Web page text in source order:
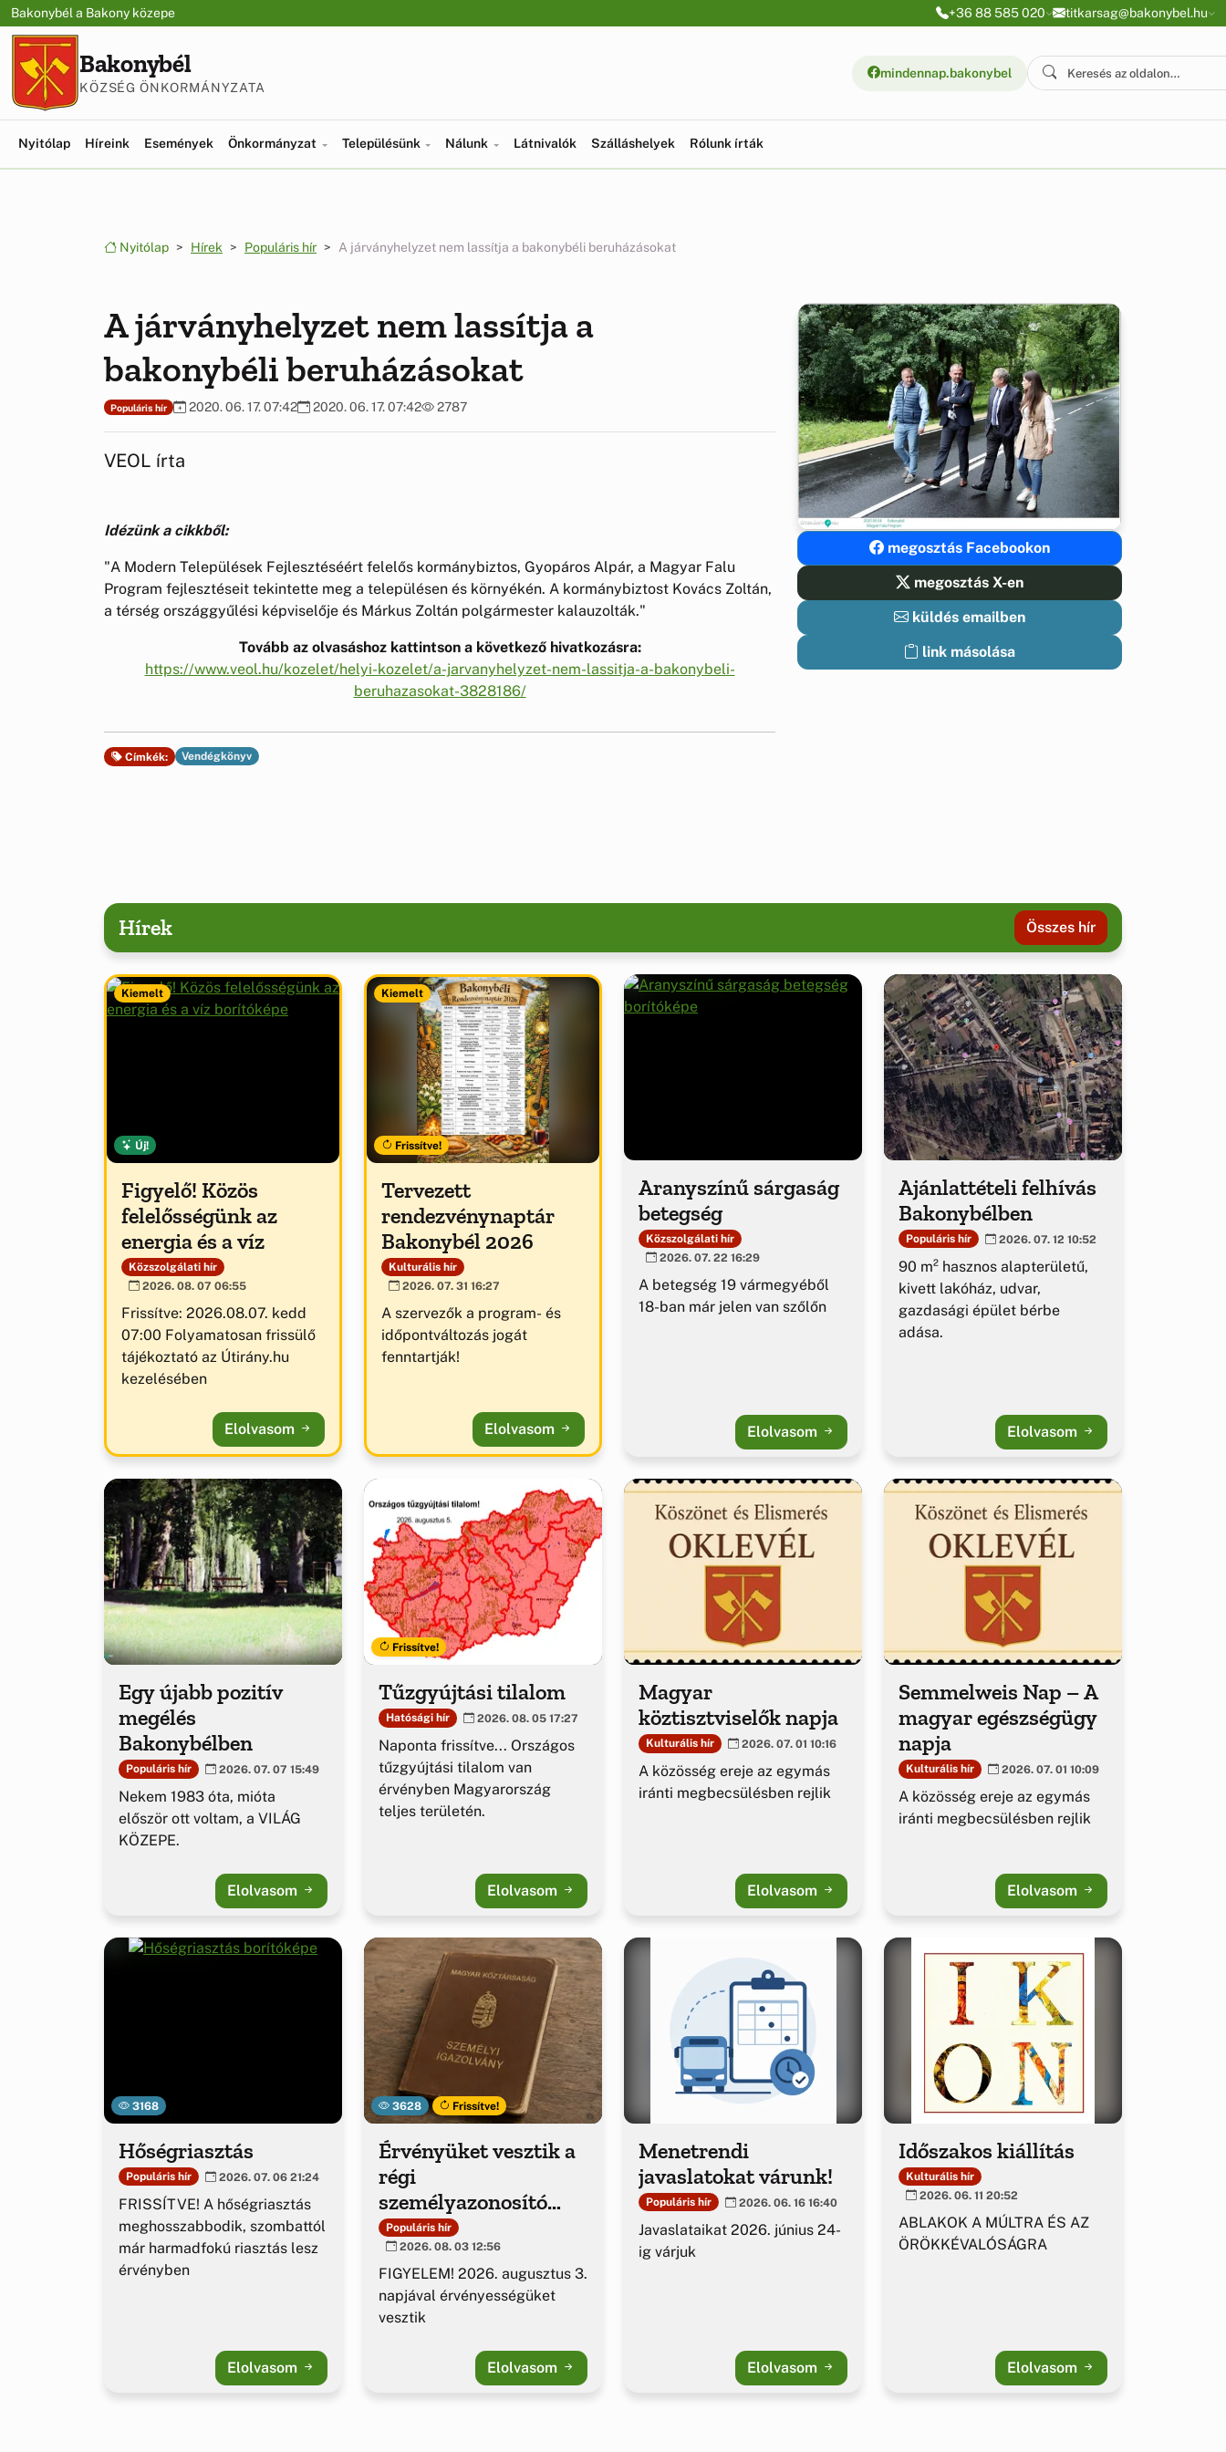
Ugrás a menüre
Ugrás a tartalomra
Bakonybél a Bakony közepe +36 88 585 020 titkarsag@bakonybel.hu
Bakonybél
KÖZSÉG ÖNKORMÁNYZATA
mindennap.bakonybel
Nyitólap Híreink Események Önkormányzat Településünk Nálunk Látnivalók Szálláshelyek Rólunk írták
Nyitólap Hírek Populáris hír A járványhelyzet nem lassítja a bakonybéli beruházásokat
A járványhelyzet nem lassítja a
bakonybéli beruházásokat
Populáris hír 2020. 06. 17. 07:42 2020. 06. 17. 07:42 2787
VEOL írta
Idézünk a cikkből:
"A Modern Települések Fejlesztéséért felelős kormánybiztos, Gyopáros Alpár, a Magyar Falu
Program fejlesztéseit tekintette meg a településen és környékén. A kormánybiztost Kovács Zoltán,
a térség országgyűlési képviselője és Márkus Zoltán polgármester kalauzolták."
Tovább az olvasáshoz kattintson a következő hivatkozásra:
https://www.veol.hu/kozelet/helyi-kozelet/a-jarvanyhelyzet-nem-lassitja-a-bakonybeli-
beruhazasokat-3828186/
Címkék: Vendégkönyv
megosztás Facebookon
megosztás X-en
küldés emailben
link másolása
Hírek Összes hír
Kiemelt
Új!
Figyelő! Közös
felelősségünk az
energia és a víz
Közszolgálati hír
2026. 08. 07 06:55
Frissítve: 2026.08.07. kedd
07:00 Folyamatosan frissülő
tájékoztató az Útirány.hu
kezelésében
Elolvasom
Kiemelt
Frissítve!
Tervezett
rendezvénynaptár
Bakonybél 2026
Kulturális hír
2026. 07. 31 16:27
A szervezők a program- és
időpontváltozás jogát
fenntartják!
Elolvasom
Aranyszínű sárgaság
betegség
Közszolgálati hír
2026. 07. 22 16:29
A betegség 19 vármegyéből
18-ban már jelen van szőlőn
Elolvasom
Ajánlattételi felhívás
Bakonybélben
Populáris hír 2026. 07. 12 10:52
90 m² hasznos alapterületű,
kivett lakóház, udvar,
gazdasági épület bérbe
adása.
Elolvasom
Egy újabb pozitív
megélés
Bakonybélben
Populáris hír 2026. 07. 07 15:49
Nekem 1983 óta, mióta
először ott voltam, a VILÁG
KÖZEPE.
Elolvasom
Frissítve!
Tűzgyújtási tilalom
Hatósági hír 2026. 08. 05 17:27
Naponta frissítve... Országos
tűzgyújtási tilalom van
érvényben Magyarország
teljes területén.
Elolvasom
Magyar
köztisztviselők napja
Kulturális hír 2026. 07. 01 10:16
A közösség ereje az egymás
iránti megbecsülésben rejlik
Elolvasom
Semmelweis Nap – A
magyar egészségügy
napja
Kulturális hír 2026. 07. 01 10:09
A közösség ereje az egymás
iránti megbecsülésben rejlik
Elolvasom
3168
Hőségriasztás
Populáris hír 2026. 07. 06 21:24
FRISSÍTVE! A hőségriasztás
meghosszabbodik, szombattól
már harmadfokú riasztás lesz
érvényben
Elolvasom
3628 Frissítve!
Érvényüket vesztik a
régi
személyazonosító
igazolványok
Populáris hír
2026. 08. 03 12:56
FIGYELEM! 2026. augusztus 3.
napjával érvényességüket
vesztik
Elolvasom
Menetrendi
javaslatokat várunk!
Populáris hír 2026. 06. 16 16:40
Javaslataikat 2026. június 24-
ig várjuk
Elolvasom
Időszakos kiállítás
Kulturális hír
2026. 06. 11 20:52
ABLAKOK A MÚLTRA ÉS AZ
ÖRÖKKÉVALÓSÁGRA
Elolvasom